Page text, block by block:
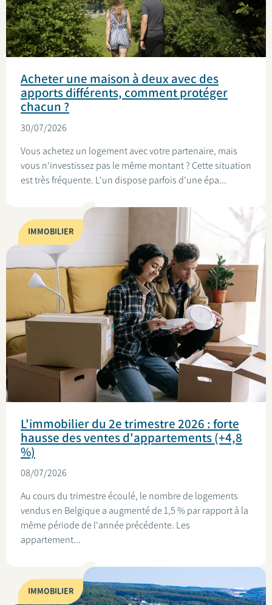
Acheter une maison à deux avec des
apports différents, comment protéger
chacun ?
30/07/2026
Vous achetez un logement avec votre partenaire, mais
vous n'investissez pas le même montant ? Cette situation
est très fréquente. L'un dispose parfois d'une épa...
IMMOBILIER
L'immobilier du 2e trimestre 2026 : forte
hausse des ventes d'appartements (+4,8
%)
08/07/2026
Au cours du trimestre écoulé, le nombre de logements
vendus en Belgique a augmenté de 1,5 % par rapport à la
même période de l'année précédente. Les
appartement...
IMMOBILIER